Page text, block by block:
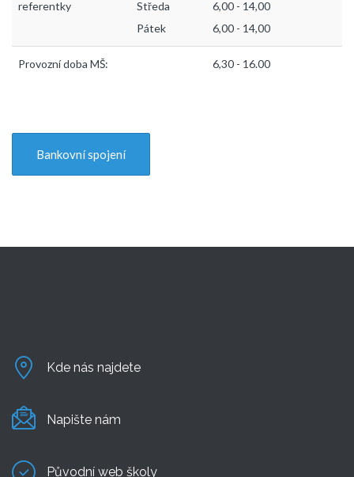
referentky
Středa
Pátek
6,00 - 14,00
6,00 - 14,00
Provozní doba MŠ: 6,30 - 16.00
Bankovní spojení
Kde nás najdete
Napište nám
Původní web školy